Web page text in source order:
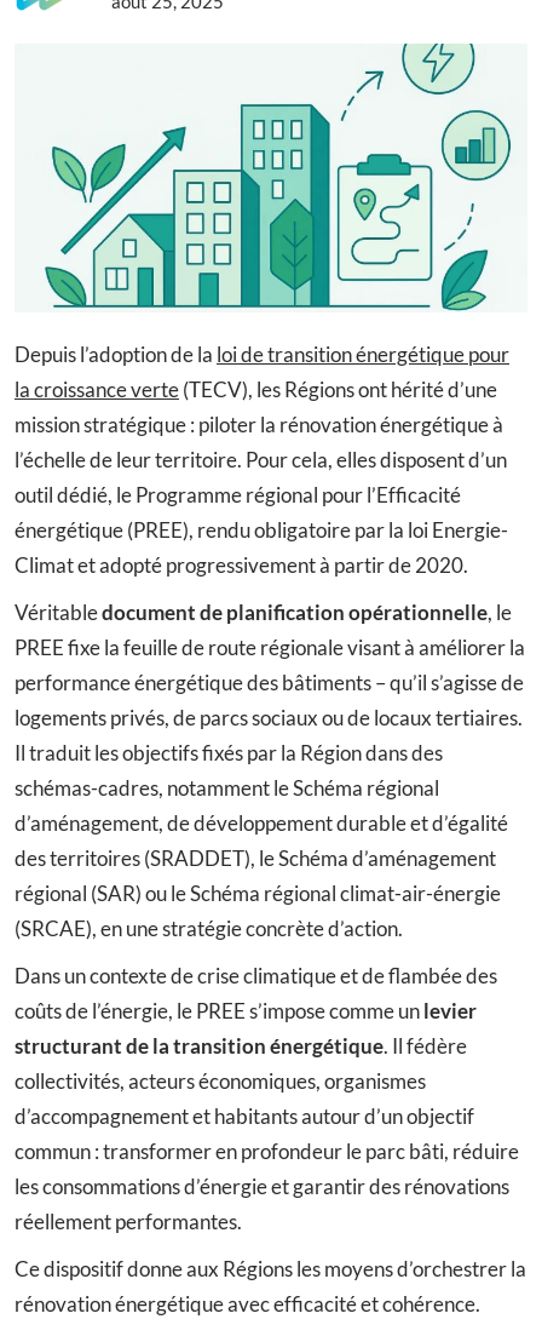
Depuis l’adoption de la loi de transition énergétique pour
la croissance verte(TECV), les Régions ont hérité d’une
mission stratégique : piloter la rénovation énergétique à
l’échelle de leur territoire. Pour cela, elles disposent d’un
outil dédié, le Programme régional pour l’Efficacité
énergétique (PREE), rendu obligatoire par la loi Energie-
Climat et adopté progressivement à partir de 2020.
Véritabledocument de planification opérationnelle, le
PREE fixe la feuille de route régionale visant à améliorer la
performance énergétique des bâtiments – qu’il s’agisse de
logements privés, de parcs sociaux ou de locaux tertiaires.
Il traduit les objectifs fixés par la Région dans des
schémas-cadres, notamment le Schéma régional
d’aménagement, de développement durable et d’égalité
des territoires (SRADDET), le Schéma d’aménagement
régional (SAR) ou le Schéma régional climat-air-énergie
(SRCAE), en une stratégie concrète d’action.
Dans un contexte de crise climatique et de flambée des
coûts de l’énergie, le PREE s’impose comme unlevier
structurant de la transition énergétique. Il fédère
collectivités, acteurs économiques, organismes
d’accompagnement et habitants autour d’un objectif
commun : transformer en profondeur le parc bâti, réduire
les consommations d’énergie et garantir des rénovations
réellement performantes.
Ce dispositif donne aux Régions les moyens d’orchestrer la
rénovation énergétique avec efficacité et cohérence.